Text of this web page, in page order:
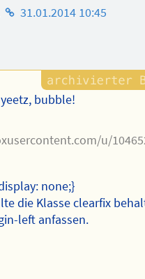
Homepage
31.01.2014 10:45
bubble!
none;}
die Klasse clearfix
left anfassen.